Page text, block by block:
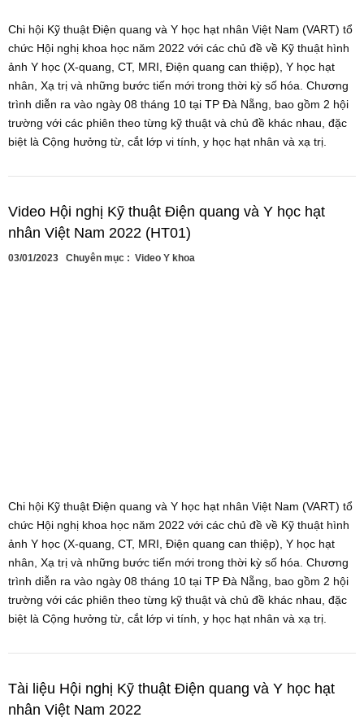
Chi hội Kỹ thuật Điện quang và Y học hạt nhân Việt Nam (VART) tổ
chức Hội nghị khoa học năm 2022 với các chủ đề về Kỹ thuật hình
ảnh Y học (X-quang, CT, MRI, Điện quang can thiệp), Y học hạt
nhân, Xạ trị và những bước tiến mới trong thời kỳ số hóa. Chương
trình diễn ra vào ngày 08 tháng 10 tại TP Đà Nẵng, bao gồm 2 hội
trường với các phiên theo từng kỹ thuật và chủ đề khác nhau, đặc
biệt là Cộng hưởng từ, cắt lớp vi tính, y học hạt nhân và xạ trị.
Video Hội nghị Kỹ thuật Điện quang và Y học hạt
nhân Việt Nam 2022 (HT01)
03/01/2023 Chuyên mục : Video Y khoa
Chi hội Kỹ thuật Điện quang và Y học hạt nhân Việt Nam (VART) tổ
chức Hội nghị khoa học năm 2022 với các chủ đề về Kỹ thuật hình
ảnh Y học (X-quang, CT, MRI, Điện quang can thiệp), Y học hạt
nhân, Xạ trị và những bước tiến mới trong thời kỳ số hóa. Chương
trình diễn ra vào ngày 08 tháng 10 tại TP Đà Nẵng, bao gồm 2 hội
trường với các phiên theo từng kỹ thuật và chủ đề khác nhau, đặc
biệt là Cộng hưởng từ, cắt lớp vi tính, y học hạt nhân và xạ trị.
Tài liệu Hội nghị Kỹ thuật Điện quang và Y học hạt
nhân Việt Nam 2022